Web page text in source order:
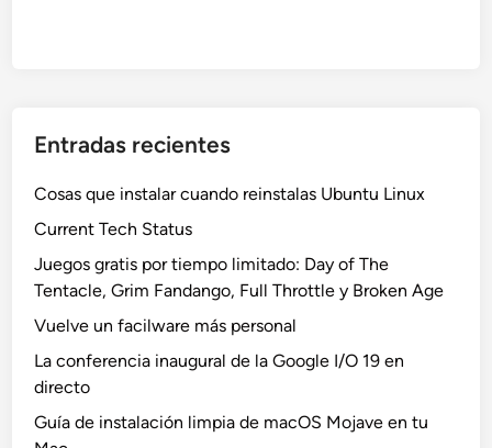
Entradas recientes
Cosas que instalar cuando reinstalas Ubuntu Linux
Current Tech Status
Juegos gratis por tiempo limitado: Day of The
Tentacle, Grim Fandango, Full Throttle y Broken Age
Vuelve un facilware más personal
La conferencia inaugural de la Google I/O 19 en
directo
Guía de instalación limpia de macOS Mojave en tu